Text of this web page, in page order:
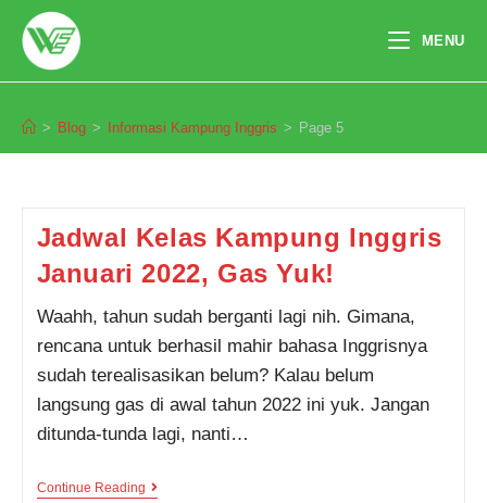
content
MENU
> Blog > Informasi Kampung Inggris > Page 5
Jadwal Kelas Kampung Inggris
Januari 2022, Gas Yuk!
Waahh, tahun sudah berganti lagi nih. Gimana,
rencana untuk berhasil mahir bahasa Inggrisnya
sudah terealisasikan belum? Kalau belum
langsung gas di awal tahun 2022 ini yuk. Jangan
ditunda-tunda lagi, nanti…
Continue ReadingJadwal